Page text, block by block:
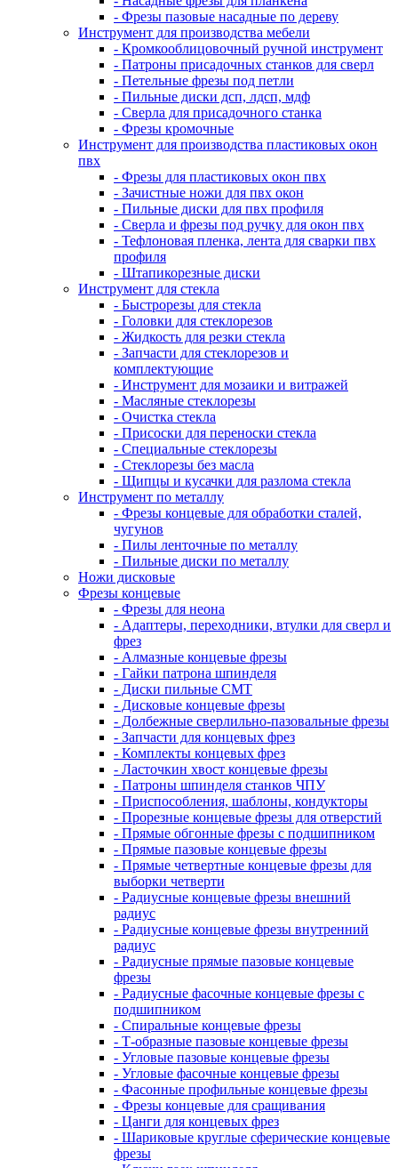
- Фрезы пазовые насадные по дереву
Инструмент для производства мебели
- Кромкооблицовочный ручной инструмент
- Патроны присадочных станков для сверл
- Петельные фрезы под петли
- Пильные диски дсп, лдсп, мдф
- Сверла для присадочного станка
- Фрезы кромочные
Инструмент для производства пластиковых окон
пвх
- Фрезы для пластиковых окон пвх
- Зачистные ножи для пвх окон
- Пильные диски для пвх профиля
- Сверла и фрезы под ручку для окон пвх
- Тефлоновая пленка, лента для сварки пвх
профиля
- Штапикорезные диски
Инструмент для стекла
- Быстрорезы для стекла
- Головки для стеклорезов
- Жидкость для резки стекла
- Запчасти для стеклорезов и
комплектующие
- Инструмент для мозаики и витражей
- Масляные стеклорезы
- Очистка стекла
- Присоски для переноски стекла
- Специальные стеклорезы
- Стеклорезы без масла
- Щипцы и кусачки для разлома стекла
Инструмент по металлу
- Фрезы концевые для обработки сталей,
чугунов
- Пилы ленточные по металлу
- Пильные диски по металлу
Ножи дисковые
Фрезы концевые
- Фрезы для неона
- Адаптеры, переходники, втулки для сверл и
фрез
- Алмазные концевые фрезы
- Гайки патрона шпинделя
- Диски пильные CMT
- Дисковые концевые фрезы
- Долбежные сверлильно-пазовальные фрезы
- Запчасти для концевых фрез
- Комплекты концевых фрез
- Ласточкин хвост концевые фрезы
- Патроны шпинделя станков ЧПУ
- Приспособления, шаблоны, кондукторы
- Прорезные концевые фрезы для отверстий
- Прямые обгонные фрезы с подшипником
- Прямые пазовые концевые фрезы
- Прямые четвертные концевые фрезы для
выборки четверти
- Радиусные концевые фрезы внешний
радиус
- Радиусные концевые фрезы внутренний
радиус
- Радиусные прямые пазовые концевые
фрезы
- Радиусные фасочные концевые фрезы с
подшипником
- Спиральные концевые фрезы
- Т-образные пазовые концевые фрезы
- Угловые пазовые концевые фрезы
- Угловые фасочные концевые фрезы
- Фасонные профильные концевые фрезы
- Фрезы концевые для сращивания
- Цанги для концевых фрез
- Шариковые круглые сферические концевые
фрезы